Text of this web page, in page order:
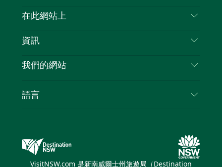
喳
聯絡我們
隱私
Cookie 通知
在此網站上
目的地
新南威爾士州公路旅行
活動
資訊
旅行資訊
新南威爾士州的商業
我們的網站
新南威爾士州旅遊局（Destination NSW）媒體中
語言
VisitNSW.com 是新南威爾士州旅遊局（Destination